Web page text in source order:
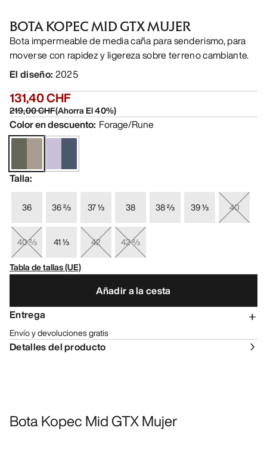
BOTA KOPEC MID GTX MUJER
Bota impermeable de media caña para senderismo, para
moverse con rapidez y ligereza sobre terreno cambiante.
El diseño: 2025
131,40 CHF
219,00 CHF(Ahorra El40%)
Color en descuento: Forage/Rune
Talla:
36 36 ⅔ 37 ⅓ 38 38 ⅔ 39 ⅓ 40
40 ⅔ 41 ⅓ 42
42 ⅔
Tabla de tallas (UE)
Añadir a la cesta
Entrega
Envío y devoluciones gratis
Detalles del producto
Bota Kopec Mid GTX Mujer